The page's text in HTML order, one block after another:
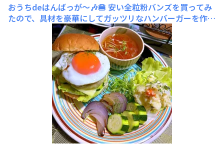
おうちdeはんばっが～🎶🍔 安い全粒粉バンズを買ってみ
たので、具材を豪華にしてガッツリなハンバーガーを作り
ました。バンズの底側はマヨネーズとマスタードを塗っ
て、レタス、クミン入りのピクルス液に漬けたズッキー
ニ、パテ、にチリパウダーとバルサミコ酢を混ぜたケチャ
ップを塗って、チーズ、をバーナーで軽く炙って、目玉焼
きONワックスペー